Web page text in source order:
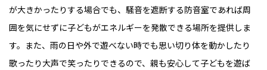
が大きかったりする場合でも、騒音を遮断する防音室であれば周
囲を気にせずに子どもがエネルギーを発散できる場所を提供しま
す。また、雨の日や外で遊べない時でも思い切り体を動かしたり
歌ったり大声で笑ったりできるので、親も安心して子どもを遊ば